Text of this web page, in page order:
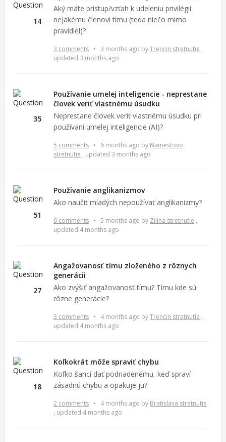
14
Aký máte prístup/vzťah k udeleniu privilégií
nejakému členovi tímu (teda niečo mimo
pravidiel)?
3 comments • 3 months ago byTrencin stretnutie ,
updated 3 months ago
35
Používanie umelej inteligencie - neprestane
človek veriť vlastnému úsudku
Neprestane človek veriť vlastnému úsudku pri
používaní umelej inteligencie (AI)?
5 comments • 6 months ago by Namestovo
stretnutie , updated 3 months ago
51
Používanie anglikanizmov
Ako naučiť mladých nepoužívať anglikanizmy?
6 comments • 5 months ago by Zilina stretnutie ,
updated 4 months ago
27
Angažovanosť tímu zloženého z rôznych
generácii
Ako zvýšiť angažovanosť tímu? Tímu kde sú
rôzne generácie?
3 comments • 4 months ago byTrencin stretnutie ,
updated 4 months ago
18
Koľkokrát môže spraviť chybu
Koľko šancí dať podriadenému, keď spraví
zásadnú chybu a opakuje ju?
2 comments • 4 months ago by Bratislava stretnutie
, updated 4 months ago